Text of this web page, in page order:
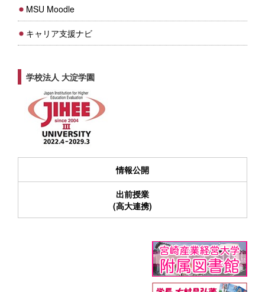
MSU Moodle
キャリア支援ナビ
学校法人 大淀学園
情報公開
出前授業
(高大連携)